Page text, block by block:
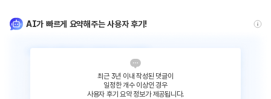
AI가 빠르게 요약해주는 사용자 후기!
최근 3년 이내 작성된 댓글이
일정한 개수 이상인 경우
사용자 후기 요약 정보가 제공됩니다.